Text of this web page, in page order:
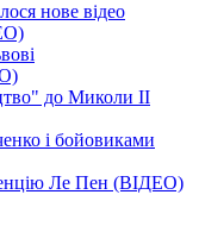
нове відео
до Миколи ІІ
і бойовиками
Ле Пен (ВІДЕО)